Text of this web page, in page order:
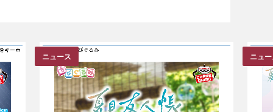
ニュース ニュ